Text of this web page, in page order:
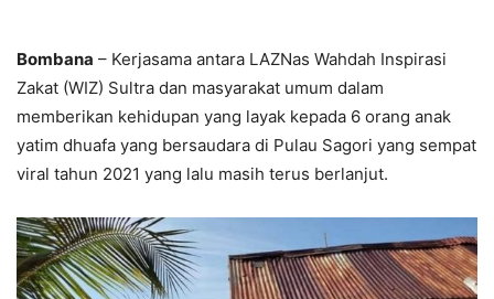
Bombana – Kerjasama antara LAZNas Wahdah Inspirasi
Zakat (WIZ) Sultra dan masyarakat umum dalam
memberikan kehidupan yang layak kepada 6 orang anak
yatim dhuafa yang bersaudara di Pulau Sagori yang sempat
viral tahun 2021 yang lalu masih terus berlanjut.